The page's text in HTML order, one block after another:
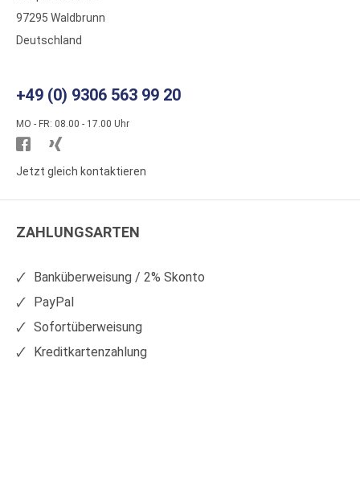
97295 Waldbrunn
Deutschland
+49 (0) 9306 563 99 20
MO - FR: 08.00 - 17.00 Uhr
Besuchen
Sie
auf
Sie
auf
Jetzt gleich kontaktieren
ZAHLUNGSARTEN
Banküberweisung / 2% Skonto
PayPal
Sofortüberweisung
Kreditkartenzahlung